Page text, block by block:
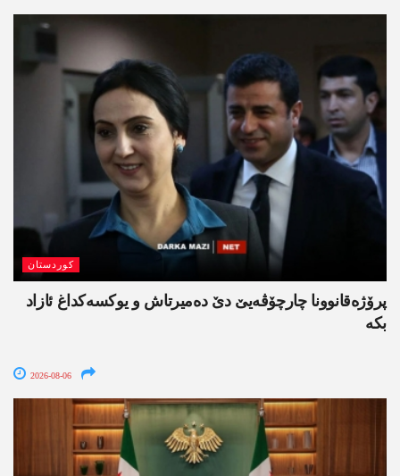
کوردستان
پرۆژەقانوونا چارچۆڤەیێ دێ دەمیرتاش و یوکسەکداغ ئازاد
بکە
2026-08-06